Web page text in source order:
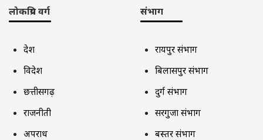
लोकप्रिय वर्ग
देश
विदेश
छत्तीसगढ़
राजनीती
अपराध
संभाग
रायपुर संभाग
बिलासपुर संभाग
दुर्ग संभाग
सरगुजा संभाग
बस्तर संभाग